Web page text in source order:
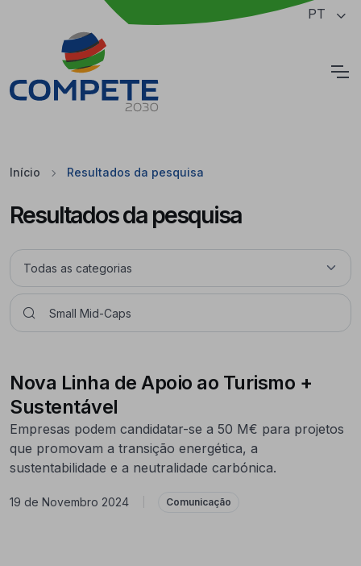
Saltar para o conteúdo principal da página PT
Início Resultados da pesquisa
Resultados da pesquisa
Nova Linha de Apoio ao Turismo +
Sustentável
Empresas podem candidatar-se a 50 M€ para projetos
que promovam a transição energética, a
sustentabilidade e a neutralidade carbónica.
19 de Novembro 2024 Comunicação